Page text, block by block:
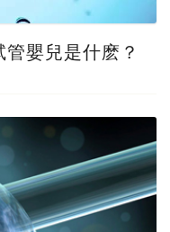
嬰兒是什麽？